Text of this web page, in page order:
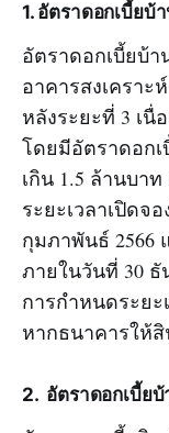
1. อัตราดอกเบี้ยบ้
อัตราดอกเบี้ยบ้
อาคารสงเคราะ
หลังระยะที่ 3 เนื่
โดยมีอัตราดอกเ
เกิน 1.5 ล้านบา
ระยะเวลาเปิดจ
กุมภาพันธ์ 2566
ภายในวันที่ 30 ธั
การกำหนดระย
หากธนาคารให้สิ
2. อัตราดอกเบี้ย